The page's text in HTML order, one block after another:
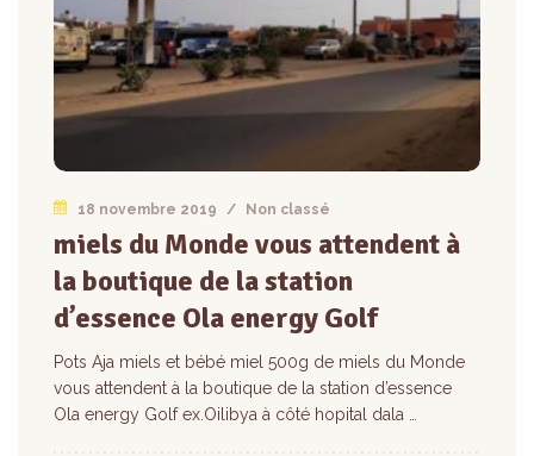
18 novembre 2019 / Non classé
miels du Monde vous attendent à
la boutique de la station
d’essence Ola energy Golf
Pots Aja miels et bébé miel 500g de miels du Monde
vous attendent à la boutique de la station d’essence
Ola energy Golf ex.Oilibya à côté hopital dala …